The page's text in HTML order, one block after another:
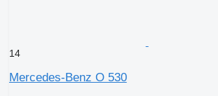
14
Mercedes-Benz O 530